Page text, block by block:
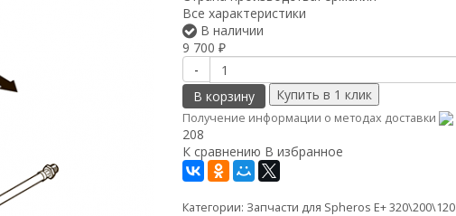
Все характеристики
В наличии
9 700 ₽
-
В корзину
Получение информации о методах доставки
208
К сравнению В избранное
Категории: Запчасти для Spheros E+ 320\200\120